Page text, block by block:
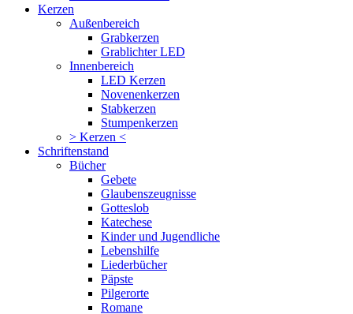
Kerzen
Außenbereich
Grabkerzen
Grablichter LED
Innenbereich
LED Kerzen
Novenenkerzen
Stabkerzen
Stumpenkerzen
> Kerzen <
Schriftenstand
Bücher
Gebete
Glaubenszeugnisse
Gotteslob
Katechese
Kinder und Jugendliche
Lebenshilfe
Liederbücher
Päpste
Pilgerorte
Romane